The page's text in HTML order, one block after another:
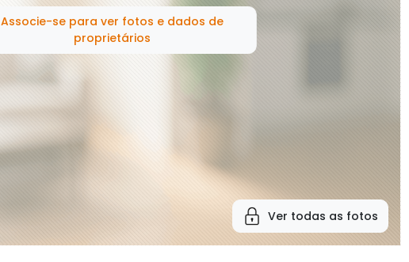
Associe-se para ver fotos e dados de
proprietários
Ver todas as fotos